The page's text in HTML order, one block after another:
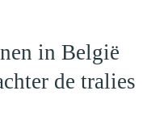
in België
de tralies